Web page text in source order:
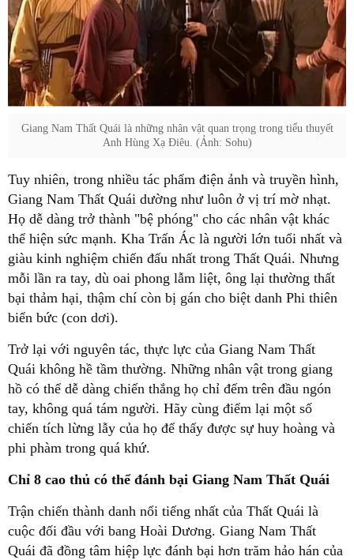
Giang Nam Thất Quái là những nhân vật quan trọng trong tiểu thuyết
Anh Hùng Xạ Điêu. (Ảnh: Sohu)
Tuy nhiên, trong nhiều tác phẩm điện ảnh và truyền hình,
Giang Nam Thất Quái dường như luôn ở vị trí mờ nhạt.
Họ dễ dàng trở thành "bệ phóng" cho các nhân vật khác
thể hiện sức mạnh. Kha Trấn Ác là người lớn tuổi nhất và
giàu kinh nghiệm chiến đấu nhất trong Thất Quái. Nhưng
mỗi lần ra tay, dù oai phong lẫm liệt, ông lại thường thất
bại thảm hại, thậm chí còn bị gán cho biệt danh Phi thiên
biển bức (con dơi).
Trở lại với nguyên tác, thực lực của Giang Nam Thất
Quái không hề tầm thường. Những nhân vật trong giang
hồ có thể dễ dàng chiến thắng họ chỉ đếm trên đầu ngón
tay, không quá tám người. Hãy cùng điểm lại một số
chiến tích lừng lẫy của họ để thấy được sự huy hoàng và
phi phàm trong quá khứ.
Chỉ 8 cao thủ có thể đánh bại Giang Nam Thất Quái
Trận chiến thành danh nổi tiếng nhất của Thất Quái là
cuộc đối đầu với bang Hoài Dương. Giang Nam Thất
Quái đã đồng tâm hiệp lực đánh bại hơn trăm hảo hán của